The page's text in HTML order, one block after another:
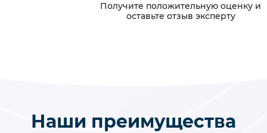
Получите положительную оценку и
оставьте отзыв эксперту
Наши преимущества